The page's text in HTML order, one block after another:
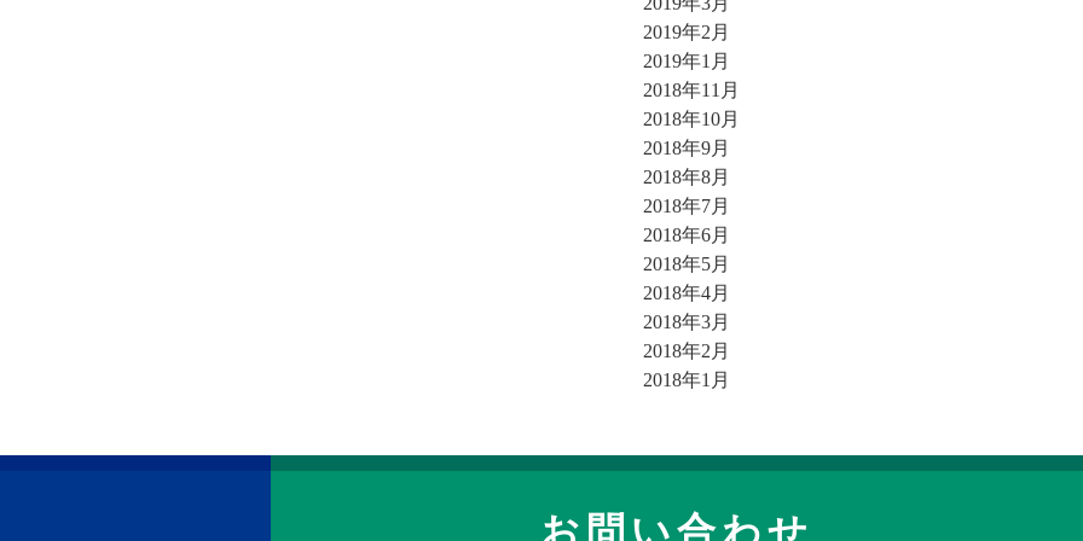
2019年2月
2019年1月
2018年11月
2018年10月
2018年9月
2018年8月
2018年7月
2018年6月
2018年5月
2018年4月
2018年3月
2018年2月
2018年1月
お問い合わせ